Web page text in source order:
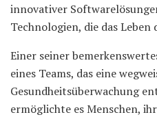
innovativer
Technologien, die das Leben
Einer seiner
eines Teams, das eine
Gesundheitsüberwachung
ermöglichte es Menschen,